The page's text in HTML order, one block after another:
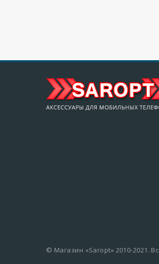
© Магазин «Saropt» 2010-2021.